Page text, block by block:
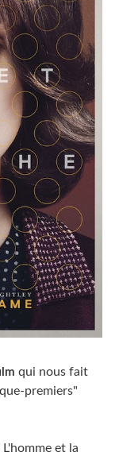
qui nous fait
premiers"
L'homme et la